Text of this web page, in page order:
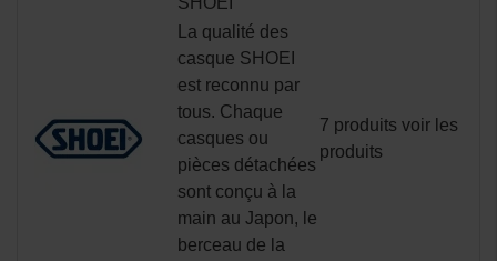
La qualité des
casque SHOEI
est reconnu par
tous. Chaque
casques ou
pièces détachées
sont conçu à la
main au Japon, le
berceau de la
7 produits voir les
produits